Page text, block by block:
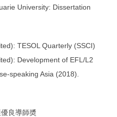
University: Dissertation
TESOL Quarterly (SSCI)
Development of EFL/L2
speaking Asia (2018).
良導師奬